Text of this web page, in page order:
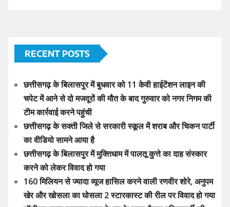
RECENT POSTS
छत्तीसगढ़ के बिलासपुर में बुधवार को 11 केवी हाईटेंशन लाइन की
चपेट में आने से दो मजदूरों की मौत के बाद गुरुवार को नगर निगम की
टीम कार्रवाई करने पहुंची
छत्तीसगढ़ के सक्ती जिले से सरकारी स्कूल में शराब और चिकन पार्टी
का वीडियो सामने आया है
छत्तीसगढ़ के बिलासपुर में मुक्तिधाम में पालतू कुत्ते का दाह संस्कार
करने को लेकर विवाद हो गया
160 मिलियन से ज्यादा व्यूज हासिल करने वाली रणवीर शोरे, अनुपम
खेर और खोसला का घोसला 2 स्टारकास्ट की रील पर विवाद हो गया